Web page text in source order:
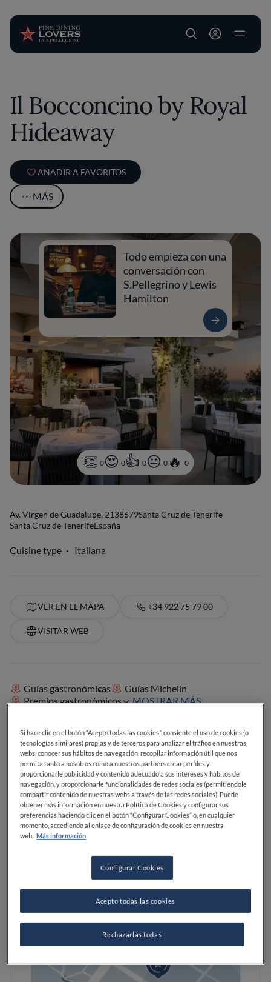
User account
Il Bocconcino by Royal
Hideaway
AÑADIR A FAVORITOS
MÁS
0 0 0 0 0
Todo empieza con una
conversación con
S.Pellegrino y Lewis
Hamilton
Av. Virgen de Guadalupe, 2138679Santa Cruz de Tenerife
Santa Cruz de TenerifeEspaña
Cuisine type Italiana
VER EN EL MAPA +34 922 75 79 00
VISITAR WEB
Guías gastronómicas
Guías Michelin
Premios gastronómicos
MOSTRAR MÁS
SERVICIOS
Cócteles
Postres deliciosos
Maestría en café
Ideal para el desayuno
Ideal para el almuerzo
Ideal para la cena
Carta de cervezas
Carta de vinos
Vegetariano
Terraza exterior
Ideal para niños o familias
Ideal para grupos
Si hace clic en el botón “Acepto todas las cookies”, consiente el uso de cookies (o
tecnologías similares) propias y de terceros para analizar el tráfico en nuestras
webs, conocer sus hábitos de navegación, recopilar información útil que nos
permita tanto a nosotros como a nuestros partners crear perfiles y
proporcionarle publicidad y contenido adecuado a sus intereses y hábitos de
navegación, y proporcionarle funcionalidades de redes sociales (permitiéndole
compartir contenido de nuestras webs a través de las redes sociales). Puede
obtener más información en nuestra Política de Cookies y configurar sus
preferencias haciendo clic en el botón “Configurar Cookies” o, en cualquier
momento, accediendo al enlace de configuración de cookies en nuestra
web. Más información
Configurar Cookies
Rechazarlas todas
Acepto todas las cookies